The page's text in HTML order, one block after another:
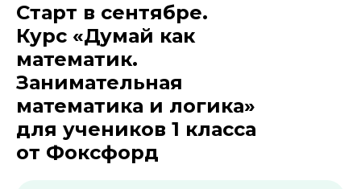
Старт в сентябре.
Курс «Думай как
математик.
Занимательная
математика и логика»
для учеников 1 класса
от Фоксфорд